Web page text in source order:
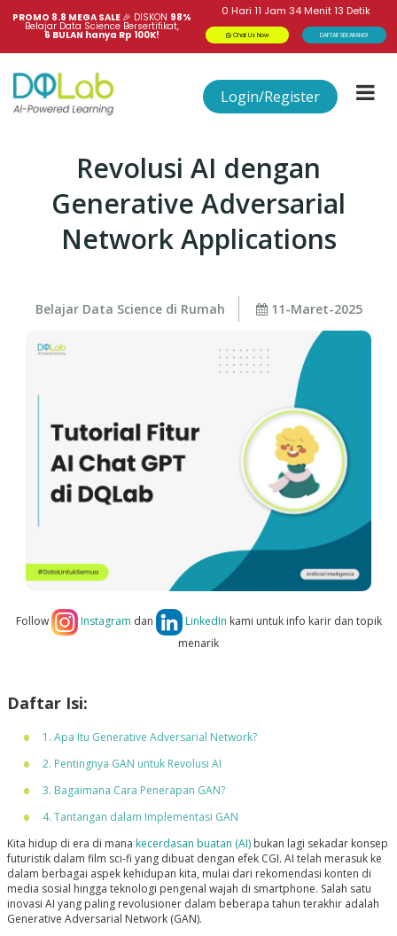
PROMO 8.8 MEGA SALE 🎉 DISKON 98%
Belajar Data Science Bersertifikat,
6 BULAN hanya Rp 100K!
0 Hari 11 Jam 34Menit13 Detik
Chat Us Now DAFTAR SEKARANG!
Login/Register
Revolusi AI dengan
Generative Adversarial
Network Applications
Belajar Data Science di Rumah 11-Maret-2025
Follow Instagram dan LinkedIn kami untuk info karir dan topik
menarik
Daftar Isi:
1. Apa Itu Generative Adversarial Network?
2. Pentingnya GAN untuk Revolusi AI
3. Bagaimana Cara Penerapan GAN?
4. Tantangan dalam Implementasi GAN
Kita hidup di era di mana kecerdasan buatan (AI)bukan lagi sekadar konsep
futuristik dalam film sci-fi yang dibuat dengan efek CGI. AI telah merasuk ke
dalam berbagai aspek kehidupan kita, mulai dari rekomendasi konten di
media sosial hingga teknologi pengenal wajah di smartphone. Salah satu
inovasi AI yang paling revolusioner dalam beberapa tahun terakhir adalah
Generative Adversarial Network (GAN).